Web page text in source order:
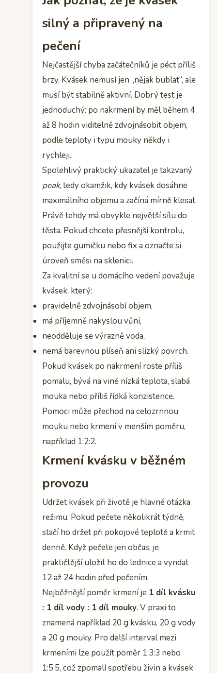
silný a připravený na
pečení
Nejčastější chyba začátečníků je péct příliš
brzy. Kvásek nemusí jen „nějak bublat“, ale
musí být stabilně aktivní. Dobrý test je
jednoduchý: po nakrmení by měl během 4
až 8 hodin viditelně zdvojnásobit objem,
podle teploty i typu mouky někdy i
rychleji.
Spolehlivý praktický ukazatel je takzvaný
peak, tedy okamžik, kdy kvásek dosáhne
maximálního objemu a začíná mírně klesat.
Právě tehdy má obvykle největší sílu do
těsta. Pokud chcete přesnější kontrolu,
použijte gumičku nebo fix a označte si
úroveň směsi na sklenici.
Za kvalitní se u domácího vedení považuje
kvásek, který:
pravidelně zdvojnásobí objem,
má příjemně nakyslou vůni,
neodděluje se výrazně voda,
nemá barevnou plíseň ani slizký povrch.
Pokud kvásek po nakrmení roste příliš
pomalu, bývá na vině nízká teplota, slabá
mouka nebo příliš řídká konzistence.
Pomoci může přechod na celozrnnou
mouku nebo krmení v menším poměru,
například 1:2:2.
Krmení kvásku v běžném
provozu
Udržet kvásek při životě je hlavně otázka
režimu. Pokud pečete několikrát týdně,
stačí ho držet při pokojové teplotě a krmit
denně. Když pečete jen občas, je
praktičtější uložit ho do lednice a vyndat
12 až 24 hodin před pečením.
Nejběžnější poměr krmení je 1 díl kvásku
: 1 díl vody : 1 díl mouky. V praxi to
znamená například 20 g kvásku, 20 g vody
a 20 g mouky. Pro delší interval mezi
krmeními lze použít poměr 1:3:3 nebo
1:5:5, což zpomalí spotřebu živin a kvásek